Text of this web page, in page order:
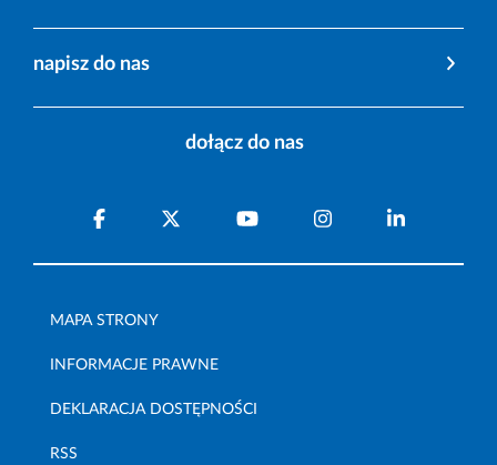
napisz do nas
dołącz do nas
MAPA STRONY
INFORMACJE PRAWNE
DEKLARACJA DOSTĘPNOŚCI
RSS